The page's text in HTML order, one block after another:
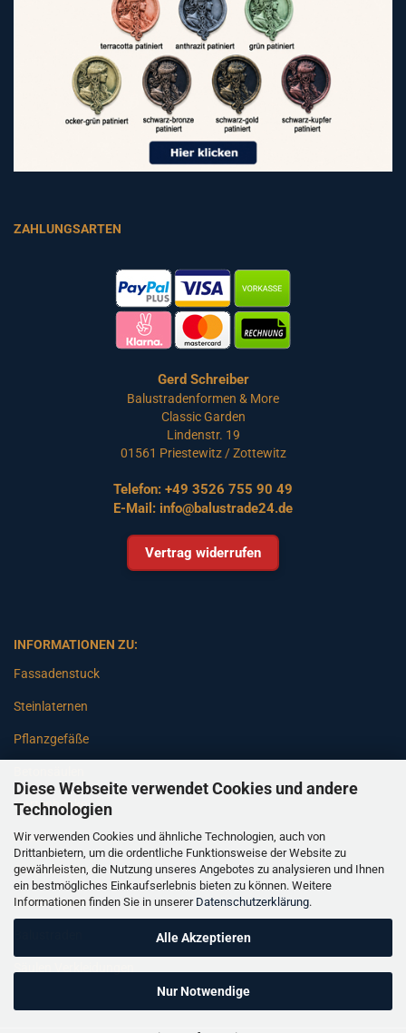
Diese Webseite verwendet Cookies und andere
Technologien
Wir verwenden Cookies und ähnliche Technologien, auch von
Drittanbietern, um die ordentliche Funktionsweise der Website zu
gewährleisten, die Nutzung unseres Angebotes zu analysieren und Ihnen
ein bestmögliches Einkaufserlebnis bieten zu können. Weitere
Informationen finden Sie in unserer Datenschutzerklärung.
Alle Akzeptieren
Nur Notwendige
ZAHLUNGSARTEN
Gerd Schreiber
Balustradenformen & More
Classic Garden
Lindenstr. 19
01561 Priestewitz / Zottewitz
Telefon: +49 3526 755 90 49
E-Mail: info@balustrade24.de
Vertrag widerrufen
INFORMATIONEN ZU:
Fassadenstuck
Steinlaternen
Pflanzgefäße
Gartenbänke
Pfeiler
Gartenbrunnen
Gartenfiguren